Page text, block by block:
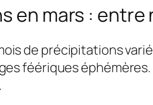
en mars : entre
de précipitations
féériques